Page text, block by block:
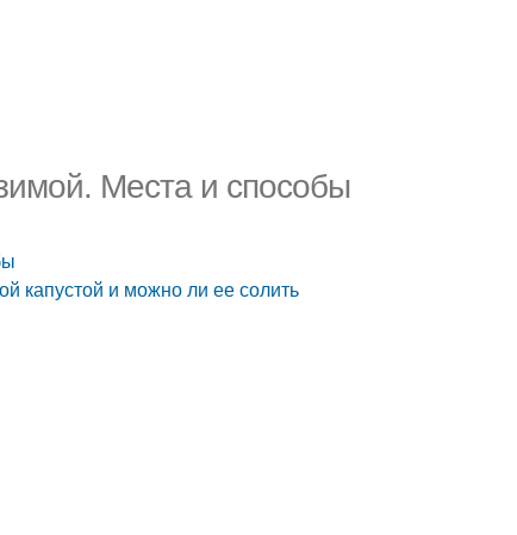
Места и способы
капустой и можно ли ее солить